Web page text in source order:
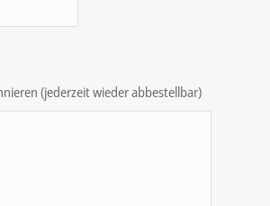
(jederzeit wieder abbestellbar)